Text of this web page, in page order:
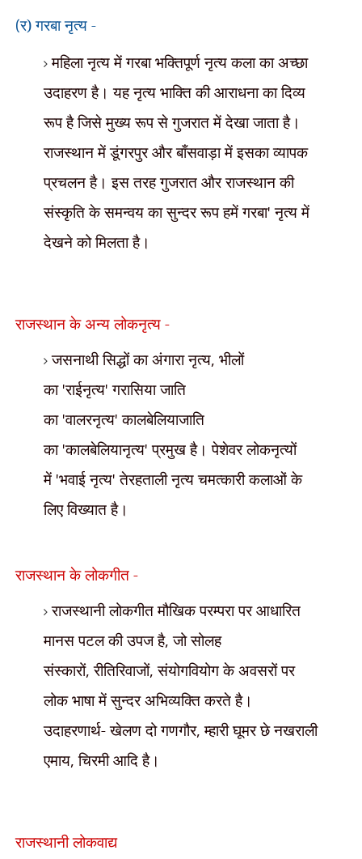
(र) गरबा नृत्य -
महिला नृत्य में गरबा भक्तिपूर्ण नृत्य कला का अच्छा
उदाहरण है। यह नृत्य भाक्ति की आराधना का दिव्य
रूप है जिसे मुख्य रूप से गुजरात में देखा जाता है।
राजस्थान में डूंगरपुर और बाँसवाड़ा में इसका व्यापक
प्रचलन है। इस तरह गुजरात और राजस्थान की
संस्कृति के समन्वय का सुन्दर रूप हमें गरबा'नृत्य में
देखने को मिलता है।
राजस्थान के अन्य लोकनृत्य -
जसनाथी सिद्धों का अंगारा नृत्य, भीलों
का 'राईनृत्य'गरासिया जाति
का 'वालरनृत्य'कालबेलियाजाति
का 'कालबेलियानृत्य'प्रमुख है। पेशेवर लोकनृत्यों
में 'भवाई नृत्य'तेरहताली नृत्य चमत्कारी कलाओं के
लिए विख्यात है।
राजस्थान के लोकगीत -
राजस्थानी लोकगीत मौखिक परम्परापर आधारित
मानस पटल की उपज है,जो सोलह
संस्कारों,रीतिरिवाजों,संयोगवियोग के अवसरों पर
लोक भाषा में सुन्दर अभिव्यक्ति करते है।
उदाहरणार्थ- खेलण दो गणगौर,म्हारी घूमर छे नखराली
एमाय,चिरमी आदि है।
राजस्थानी लोकवाद्य